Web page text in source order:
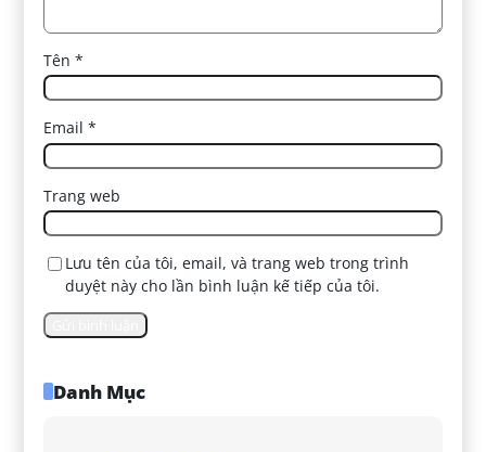
Tên*
Email*
Trang web
Lưu tên của tôi, email, và trang web trong trình
duyệt này cho lần bình luận kế tiếp của tôi.
Danh Mục